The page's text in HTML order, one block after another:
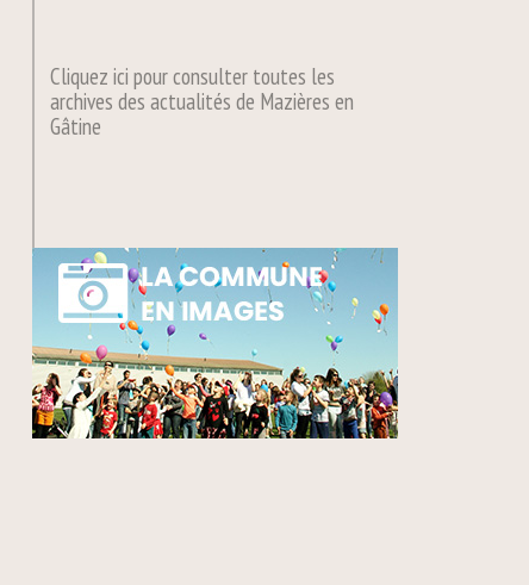
Cliquez ici pour consulter toutes les
archives des actualités de Mazières en
Gâtine